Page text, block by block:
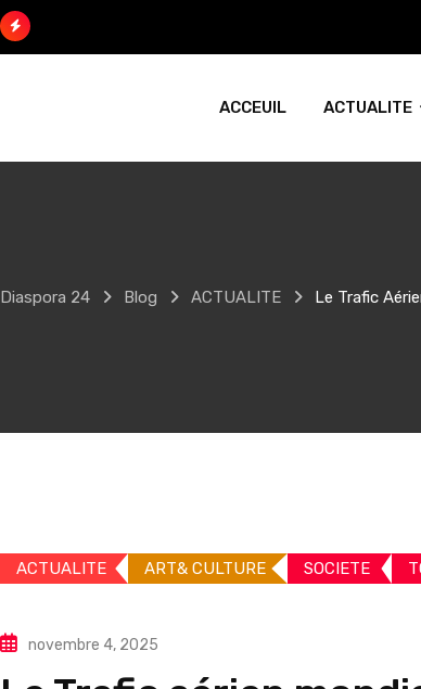
Skip
to
ACCEUIL ACTUALITE
Diaspora 24 Blog ACTUALITE Le Trafic
ACTUALITE ART& CULTURE SOCIETE
novembre 4, 2025